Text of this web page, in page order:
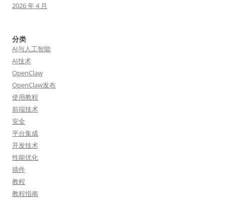
2026 年 4 月
分类
AI与人工智能
AI技术
OpenClaw
OpenClaw发布
使用教程
前端技术
安全
平台集成
开发技术
性能优化
插件
教程
教程指南